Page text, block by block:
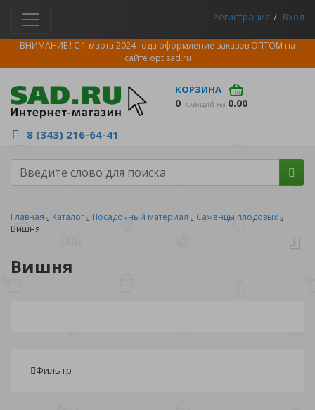
Регистрация Вход
ВНИМАНИЕ ! С 1 марта 2024 года оформление заказов ОПТОМ на
сайте opt.sad.ru
КОРЗИНА
0 позиций на 0.00
8 (343) 216-64-41
Главная Каталог Посадочный материал
Саженцы плодовых
Вишня
Вишня
Фильтр